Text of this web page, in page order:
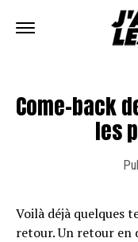
Come-back
les
Voilà déjà quelques
retour. Un retour en